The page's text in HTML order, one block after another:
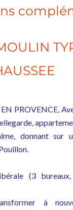
PROVENCE,
donnant sur
(3
à